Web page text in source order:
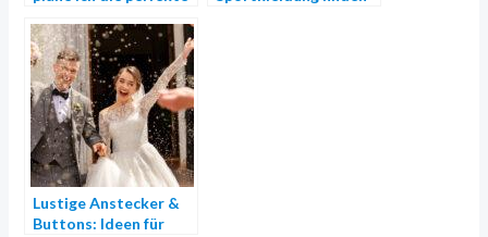
Urlaub ohne Stress zu
genießen?
Lustige Anstecker &
Buttons: Ideen für